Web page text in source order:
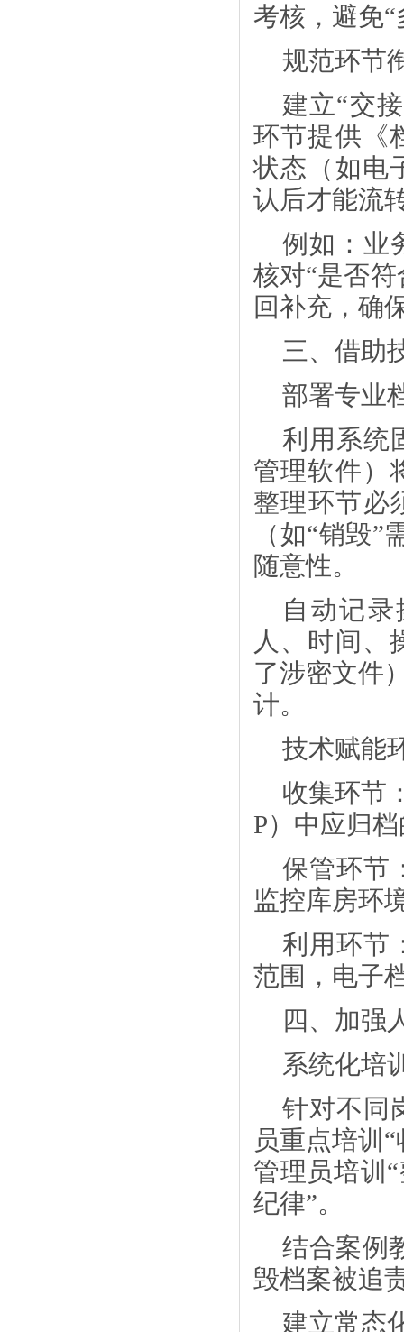
考核，避免
规范环节
建立“交
环节提供《
状态（如电
认后才能流
例如：业
核对“是否
回补充，确
三、借助
部署专业
利用系统
管理软件）
整理环节必
（如“销毁
随意性。
自动记
人、时间、
了涉密文件
计。
技术赋能
收集环节
P）中应归
保管环节
监控库房环
利用环节
范围，电子
四、加强
系统化培
针对不同
员重点培训
管理员培训
纪律”。
结合案例
毁档案被追
建立常态